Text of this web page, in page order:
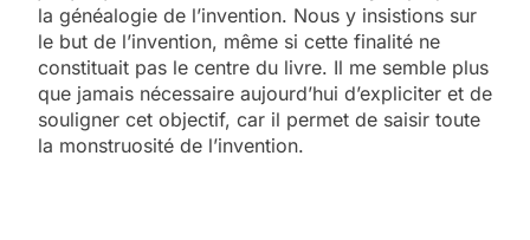
la généalogie de l’invention. Nous y insistions sur
le but de l’invention, même si cette finalité ne
constituait pas le centre du livre. Il me semble plus
que jamais nécessaire aujourd’hui d’expliciter et de
souligner cet objectif, car il permet de saisir toute
la monstruosité de l’invention.